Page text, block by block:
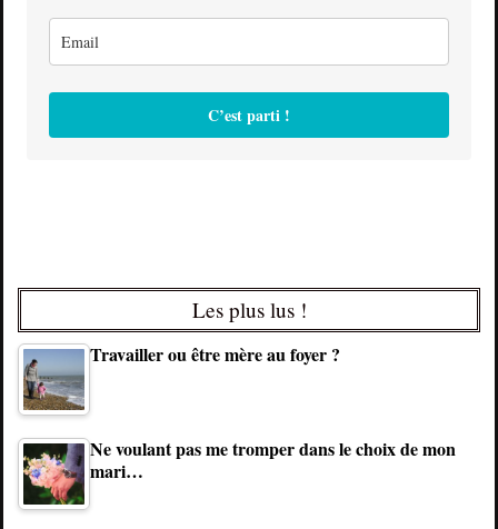
C’est parti !
Les plus lus !
Travailler ou être mère au foyer ?
Ne voulant pas me tromper dans le choix de mon
mari…